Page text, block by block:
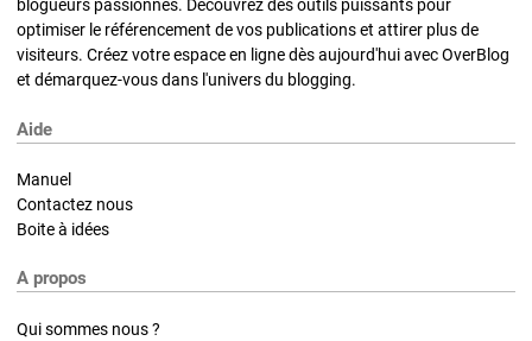
blogueurs passionnés. Découvrez des outils puissants pour
optimiser le référencement de vos publications et attirer plus de
visiteurs. Créez votre espace en ligne dès aujourd'hui avec OverBlog
et démarquez-vous dans l'univers du blogging.
Aide
Manuel
Contactez nous
Boite à idées
A propos
Qui sommes nous ?